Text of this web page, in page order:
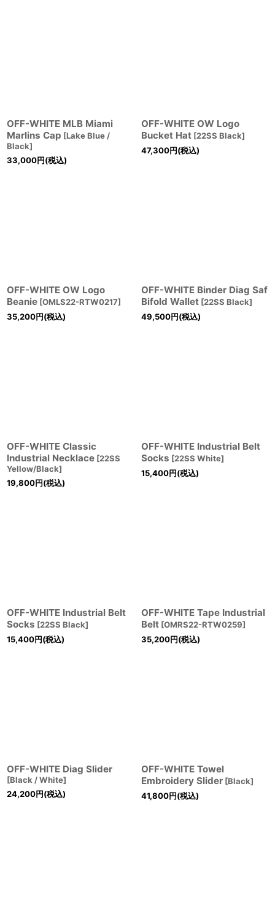
OFF-WHITE MLB Miami
Marlins Cap [Lake Blue /
Black]
33,000円(税込)
OFF-WHITE OW Logo
Bucket Hat [22SS Black]
47,300円(税込)
OFF-WHITE OW Logo
Beanie [OMLS22-RTW0217]
35,200円(税込)
OFF-WHITE Binder Diag Saf
Bifold Wallet [22SS Black]
49,500円(税込)
OFF-WHITE Classic
Industrial Necklace [22SS
Yellow/Black]
19,800円(税込)
OFF-WHITE Industrial Belt
Socks [22SS White]
15,400円(税込)
OFF-WHITE Industrial Belt
Socks [22SS Black]
15,400円(税込)
OFF-WHITE Tape Industrial
Belt [OMRS22-RTW0259]
35,200円(税込)
OFF-WHITE Diag Slider
[Black / White]
24,200円(税込)
OFF-WHITE Towel
Embroidery Slider [Black]
41,800円(税込)